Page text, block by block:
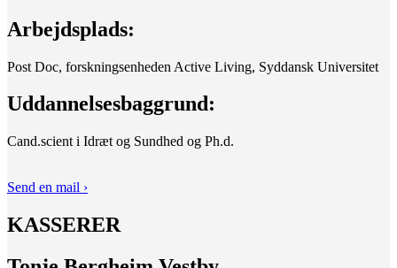
Arbejdsplads:
Post Doc, forskningsenheden Active Living, Syddansk Universitet
Uddannelsesbaggrund:
Cand.scient i Idræt og Sundhed og Ph.d.
Send en mail ›
KASSERER